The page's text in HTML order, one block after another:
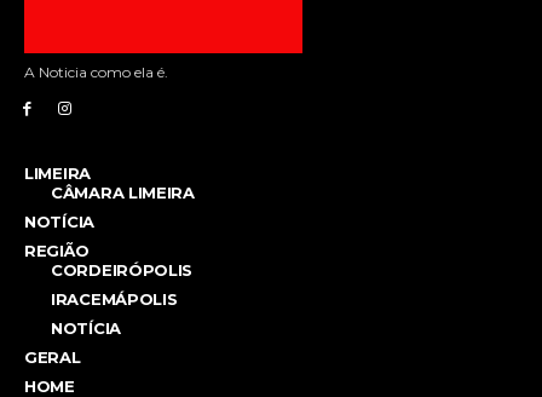
A Noticia como ela é.
LIMEIRA
CÂMARA LIMEIRA
NOTÍCIA
REGIÃO
CORDEIRÓPOLIS
IRACEMÁPOLIS
NOTÍCIA
GERAL
HOME